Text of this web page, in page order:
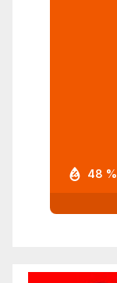
48 %